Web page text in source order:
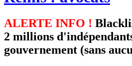
ALERTE INFO !
2 millions
gouvernement (sans